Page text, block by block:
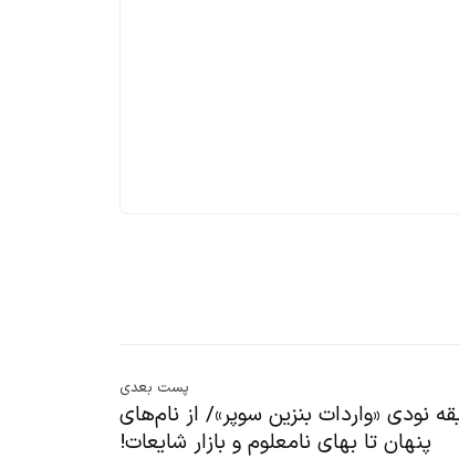
پست بعدی
نودی «واردات بنزین سوپر»/ از نام‌های
پنهان تا بهای نامعلوم و بازار شایعات!